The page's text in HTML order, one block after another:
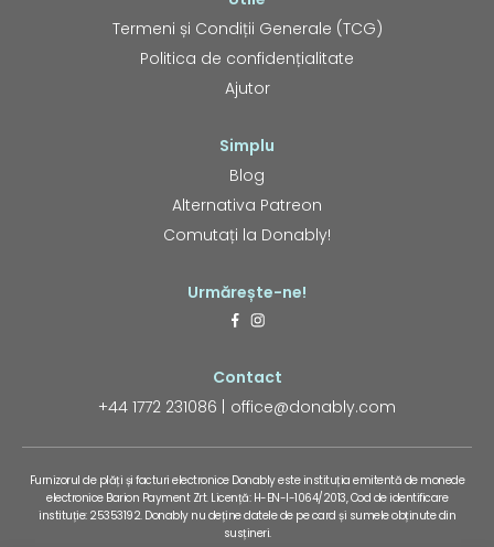
Termeni și Condiții Generale (TCG)
Politica de confidențialitate
Ajutor
Simplu
Blog
Alternativa Patreon
Comutați la Donably!
Urmărește-ne!
Contact
+44 1772 231086
office@donably.com
Furnizorul de plăți și facturi electronice Donably este instituția emitentă de monede
electronice Barion Payment Zrt. Licență: H-EN-I-1064/2013, Cod de identificare
instituție: 25353192. Donably nu deține datele de pe card și sumele obținute din
susțineri.